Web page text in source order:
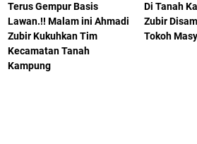
Terus Gempur Basis
Lawan.!! Malam ini Ahmadi
Zubir Kukuhkan Tim
Kecamatan Tanah
Kampung
Di Tanah
Zubir
Tokoh